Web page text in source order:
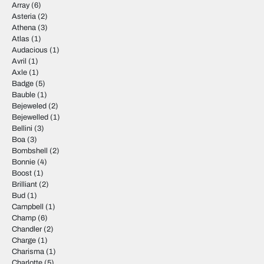
Hvis du kontakter os, vil vi gøre vores bedste for at vende tilbage
til dig så hurtigt som muligt med pris og tilgængelighed.
Besøg producentens egen hjemmeside via dette link:
Array(6)
Asteria (2)
Athena (3)
Atlas (1)
Audacious (1)
Avril (1)
Axle (1)
Badge (5)
Bauble (1)
Bejeweled (2)
Bejewelled (1)
Bellini (3)
Boa (3)
Bombshell
(2)
Bonnie (4)
Boost (1)
Brilliant (2)
Bud (1)
Campbell
(1)
Champ (6)
Chandler (2)
Charge (1)
Charisma (1)